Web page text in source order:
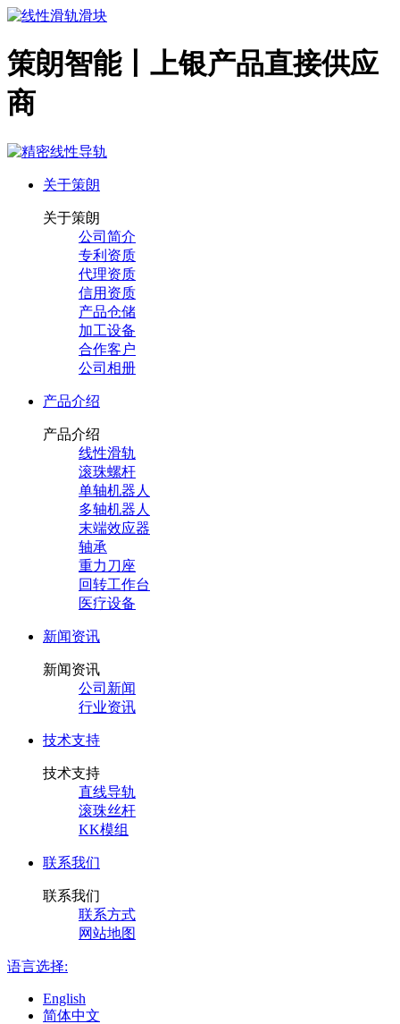
策朗智能丨上银产品直接供应
商
关于策朗
关于策朗
公司简介
专利资质
代理资质
信用资质
产品仓储
加工设备
合作客户
公司相册
产品介绍
产品介绍
线性滑轨
滚珠螺杆
单轴机器人
多轴机器人
末端效应器
轴承
重力刀座
回转工作台
医疗设备
新闻资讯
新闻资讯
公司新闻
行业资讯
技术支持
技术支持
直线导轨
滚珠丝杆
KK模组
联系我们
联系我们
联系方式
网站地图
语言选择:
English
简体中文